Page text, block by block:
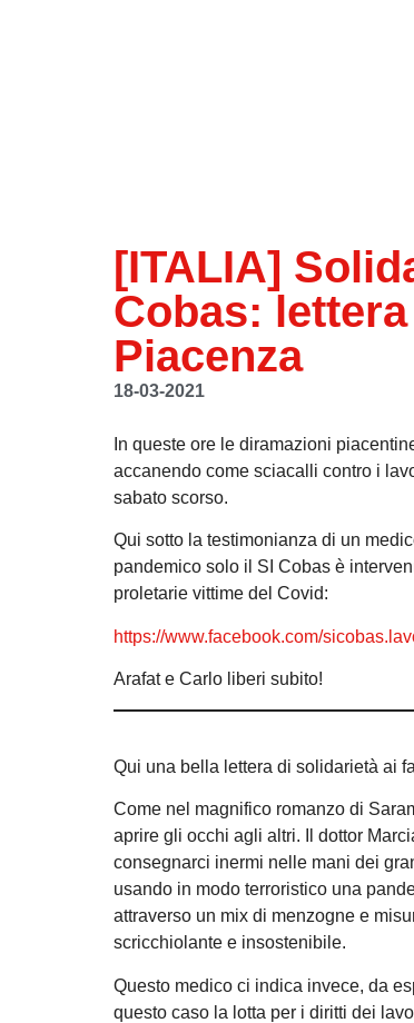
[ITALIA]
Cobas:
Piacenza
18-03-2021
In queste ore le diramazioni
accanendo come sciacalli contro i
sabato scorso.
Qui sotto la testimonianza di un
pandemico solo il SI Cobas è
proletarie vittime del Covid:
https://www.facebook.com/
Arafat e Carlo liberi subito!
Qui una bella lettera di solidarietà ai
Come nel magnifico romanzo di
aprire gli occhi agli altri. Il dottor
consegnarci inermi nelle mani dei
usando in modo terroristico una
attraverso un mix di menzogne e
scricchiolante e insostenibile.
Questo medico ci indica invece, da
questo caso la lotta per i diritti dei